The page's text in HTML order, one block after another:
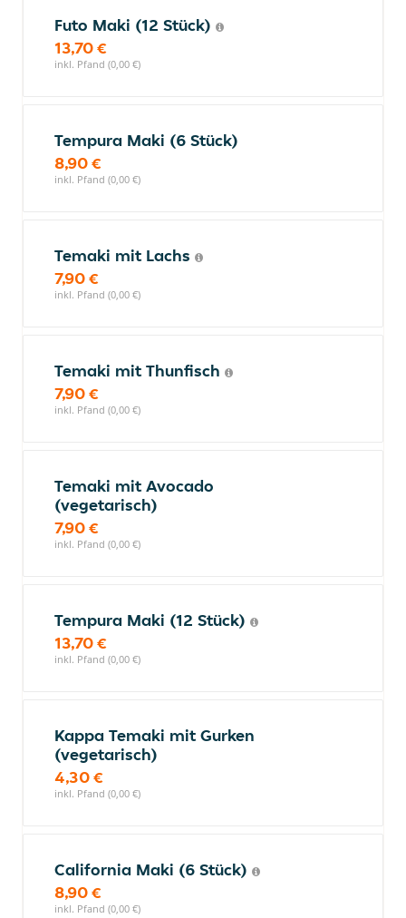
Futo Maki (12 Stück)
13,70 €
inkl. Pfand (0,00 €)
Tempura Maki (6 Stück)
8,90 €
inkl. Pfand (0,00 €)
Temaki mit Lachs
7,90 €
inkl. Pfand (0,00 €)
Temaki mit Thunfisch
7,90 €
inkl. Pfand (0,00 €)
Temaki mit Avocado
(vegetarisch)
7,90 €
inkl. Pfand (0,00 €)
Tempura Maki (12 Stück)
13,70 €
inkl. Pfand (0,00 €)
Kappa Temaki mit Gurken
(vegetarisch)
4,30 €
inkl. Pfand (0,00 €)
California Maki (6 Stück)
8,90 €
inkl. Pfand (0,00 €)